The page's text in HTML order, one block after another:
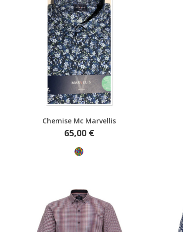
Aperçu rapide
Chemise Mc Marvellis
Prix
65,00 €
Multicolore